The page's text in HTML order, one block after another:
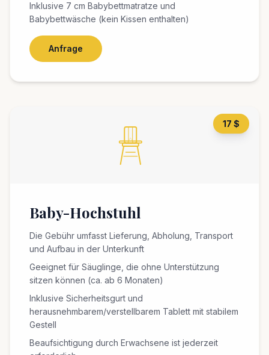
Inklusive 7 cm Babybettmatratze und
Babybettwäsche (kein Kissen enthalten)
Anfrage
17 $
Baby-Hochstuhl
Die Gebühr umfasst Lieferung, Abholung, Transport
und Aufbau in der Unterkunft
Geeignet für Säuglinge, die ohne Unterstützung
sitzen können (ca. ab 6 Monaten)
Inklusive Sicherheitsgurt und
herausnehmbarem/verstellbarem Tablett mit stabilem
Gestell
Beaufsichtigung durch Erwachsene ist jederzeit